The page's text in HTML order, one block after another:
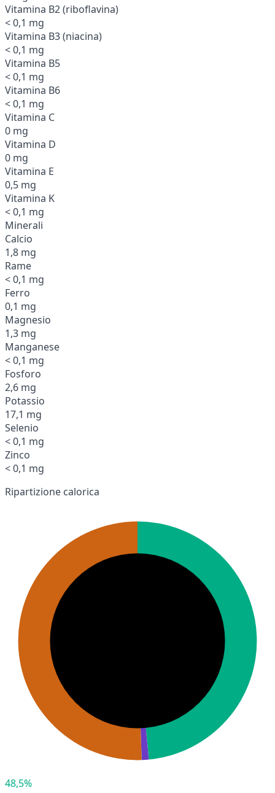
Vitamina B2 (riboflavina)
< 0,1 mg
Vitamina B3 (niacina)
< 0,1 mg
Vitamina B5
< 0,1 mg
Vitamina B6
< 0,1 mg
Vitamina C
0 mg
Vitamina D
0 mg
Vitamina E
0,5 mg
Vitamina K
< 0,1 mg
Minerali
Calcio
1,8 mg
Rame
< 0,1 mg
Ferro
0,1 mg
Magnesio
1,3 mg
Manganese
< 0,1 mg
Fosforo
2,6 mg
Potassio
17,1 mg
Selenio
< 0,1 mg
Zinco
< 0,1 mg
Ripartizione calorica
48,5%